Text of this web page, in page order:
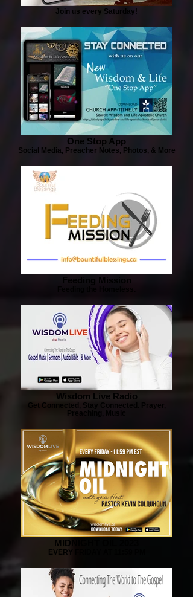
Join us every Saturday!
One Stop App
Social Media, Preacher Notes, Photos, & More
Feeding Mission
Wisdom Live Radio
Get Connected, Stay Connected. Prayer,
Preaching, Music
MIDNIGHT OIL 2023
EVERY FRIDAY AT 11:59 PM